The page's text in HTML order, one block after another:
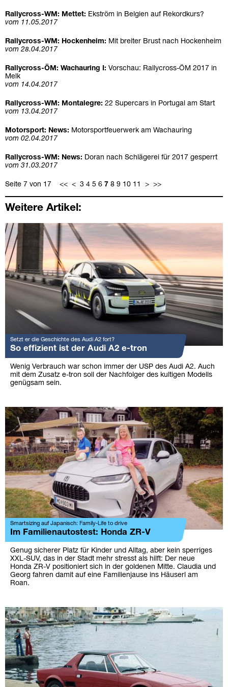
Rallycross-WM: Mettet: Ekström in Belgien auf Rekordkurs?
vom 11.05.2017
Rallycross-WM: Hockenheim: Mit breiter Brust nach Hockenheim
vom 28.04.2017
Rallycross-ÖM: Wachauring I: Vorschau: Rallycross-ÖM 2017 in
Melk
vom 14.04.2017
Rallycross-WM: Montalegre: 22 Supercars in Portugal am Start
vom 13.04.2017
Motorsport: News: Motorsportfeuerwerk am Wachauring
vom 02.04.2017
Rallycross-WM: News: Doran nach Schlägerei für 2017 gesperrt
vom 31.03.2017
Seite 7 von 17 << < 3 4 5 6 7 8 9 10 11 > >>
Weitere Artikel:
Setzt er die Geschichte des Audi A2 fort?
So effizient ist der Audi A2 e-tron
Wenig Verbrauch war schon immer der USP des Audi A2. Auch
mit dem Zusatz e-tron soll der Nachfolger des kultigen Modells
genügsam sein.
Smartsizing auf Japanisch: Family-Life to drive
Im Familienautostest: Honda ZR-V
Genug sicherer Platz für Kinder und Alltag, aber kein sperriges
XXL-SUV, das in der Stadt mehr stresst als hilft: Der neue
Honda ZR-V positioniert sich in der goldenen Mitte. Claudia und
Georg fahren damit auf eine Familienjause ins Häuserl am
Roan.